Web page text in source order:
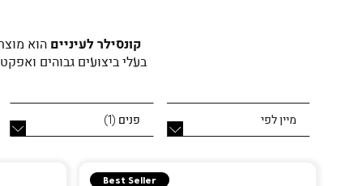
קונסילר לעיניים
ופיגמנטציה. בחרי את
להתאים לגוון ולסוג העור
פנים (
1
)
Best Seller